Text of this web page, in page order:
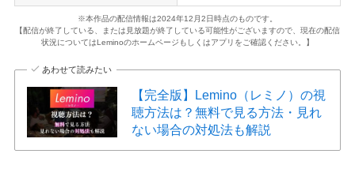
※本作品の配信情報は2024年12月2日時点のものです。
【配信が終了している、または見放題が終了している可能性がございますので、現在の配信
状況についてはLeminoのホームページもしくはアプリをご確認ください。】
あわせて読みたい
【完全版】Lemino（レミノ）の視
聴方法は？無料で見る方法・見れ
ない場合の対処法も解説